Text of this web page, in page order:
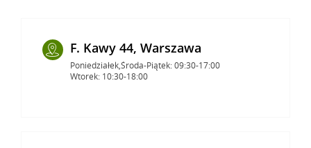
F. Kawy 44, Warszawa
Poniedziałek,Środa-Piątek: 09:30-17:00
Wtorek: 10:30-18:00